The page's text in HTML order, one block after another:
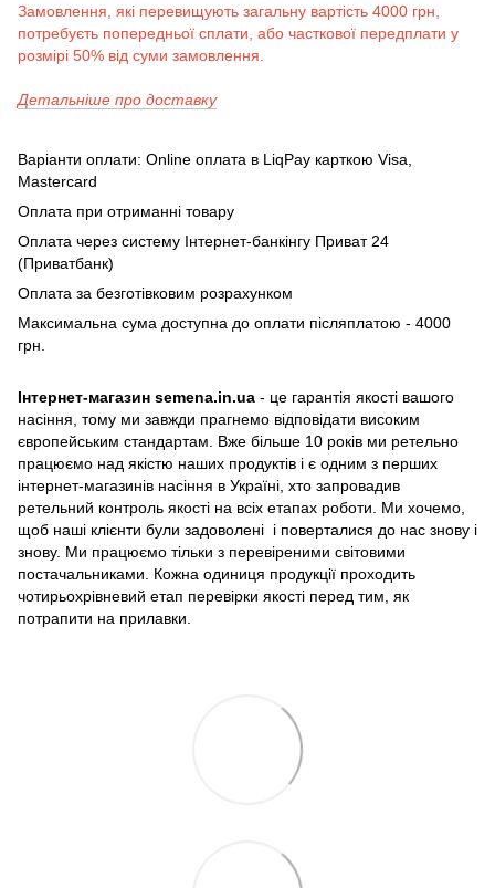
Замовлення, які перевищують загальну вартість 4000 грн,
потребуєть попередньої сплати, або часткової передплати у
розмірі 50% від суми замовлення.
Детальніше про доставку
Варіанти оплати: Online оплата в LiqPay карткою Visa,
Mastercard
Оплата при отриманні товару
Оплата через систему Інтернет-банкінгу Приват 24
(Приватбанк)
Оплата за безготівковим розрахунком
Максимальна сума доступна до оплати післяплатою - 4000
грн.
Інтернет-магазин semena.in.ua - це гарантія якості вашого
насіння, тому ми завжди прагнемо відповідати високим
європейським стандартам. Вже більше 10 років ми ретельно
працюємо над якістю наших продуктів і є одним з перших
інтернет-магазинів насіння в Україні, хто запровадив
ретельний контроль якості на всіх етапах роботи. Ми хочемо,
щоб наші клієнти були задоволені і поверталися до нас знову і
знову. Ми працюємо тільки з перевіреними світовими
постачальниками. Кожна одиниця продукції проходить
чотирьохрівневий етап перевірки якості перед тим, як
потрапити на прилавки.